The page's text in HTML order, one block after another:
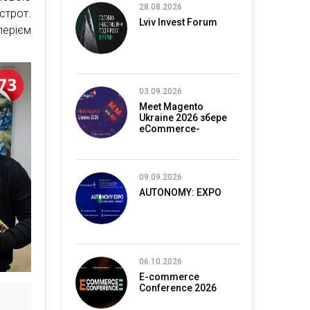
28.08.2026
Lviv Invest Forum
03.09.2026
Meet Magento
Ukraine 2026 збере
eCommerce-
09.09.2026
AUTONOMY: EXPO
06.10.2026
E-commerce
Conference 2026